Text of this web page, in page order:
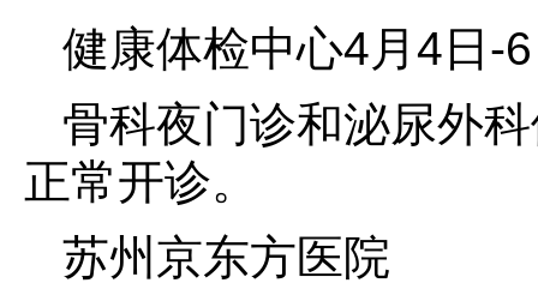
健康体检中心4月4日-
骨科夜门诊和泌尿外
正常开诊。
苏州京东方医院